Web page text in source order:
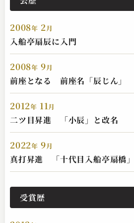
初天神
2023.12.07 | 8分
入船亭 扇橋
子別れ（上）
2008年 2月
入船亭扇辰に入門
2008年 9月
前座となる 前座名「辰じん」
2012年 11月
二ツ目昇進 「小辰」と改名
2022年 9月
真打昇進 「十代目入船亭扇橋
受賞歴